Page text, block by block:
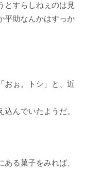
とすらしねぇのは見
平助なんかはすっか
おぉ。トシ」と、近
んでいたようだ。
る菓子をみれば、